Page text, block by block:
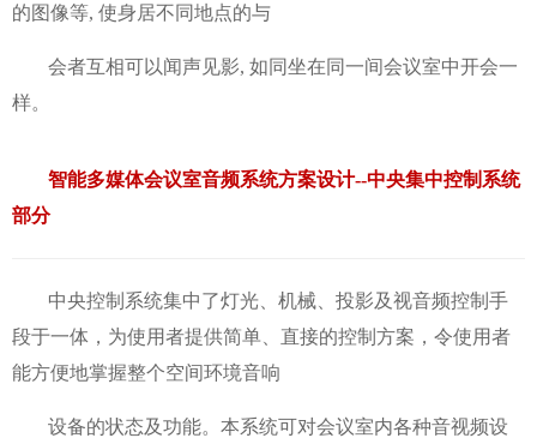
的图像等, 使身居不同地点的与
会者互相可以闻声见影, 如同坐在同一间会议室中开会一
样。
智能多媒体会议室音频系统方案设计--中央集中控制系统
部分
中央控制系统集中了灯光、机械、投影及视音频控制手
段于一体，为使用者提供简单、直接的控制方案，令使用者
能方便地掌握整个空间环境音响
设备的状态及功能。本系统可对会议室内各种音视频设